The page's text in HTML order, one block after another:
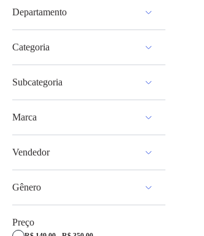
Departamento
Categoria
Acessórios Feminino
Subcategoria
Marca
Mondaine
Timex
Vendedor
Mondaine
Gênero
Unissex
Preço